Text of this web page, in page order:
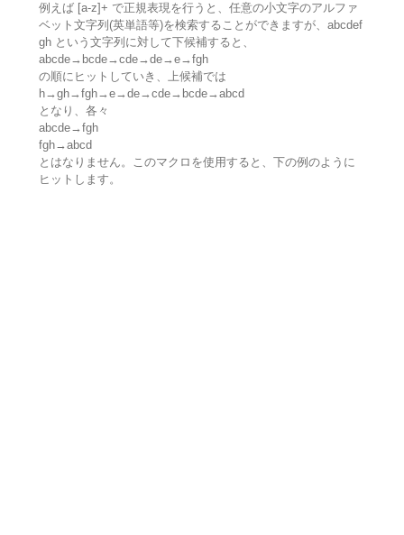
例えば [a-z]+ で正規表現を行うと、任意の小文字のアルファ
ベット文字列(英単語等)を検索することができますが、abcdef
gh という文字列に対して下候補すると、
abcde→bcde→cde→de→e→fgh
の順にヒットしていき、上候補では
h→gh→fgh→e→de→cde→bcde→abcd
となり、各々
abcde→fgh
fgh→abcd
とはなりません。このマクロを使用すると、下の例のように
ヒットします。